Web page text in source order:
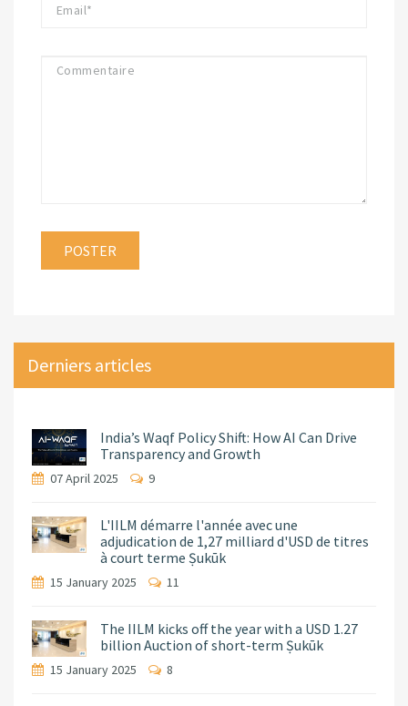
Derniers articles
India’s Waqf Policy Shift: How AI Can Drive
Transparency and Growth
07 April 2025 9
L'IILM démarre l'année avec une
adjudication de 1,27 milliard d'USD de titres
à court terme Ṣukūk
15 January 2025 11
The IILM kicks off the year with a USD 1.27
billion Auction of short-term Ṣukūk
15 January 2025 8